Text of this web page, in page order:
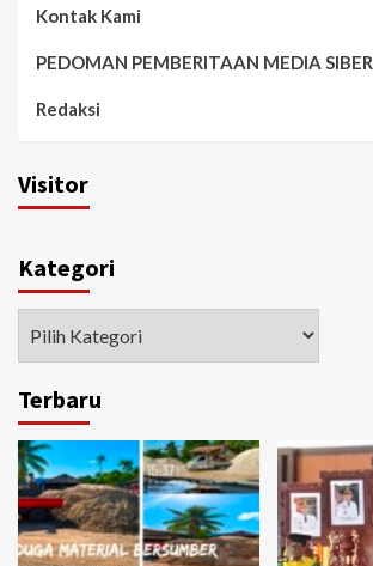
Kontak Kami
PEDOMAN PEMBERITAAN MEDIA SIBER
Redaksi
Visitor
Kategori
Terbaru